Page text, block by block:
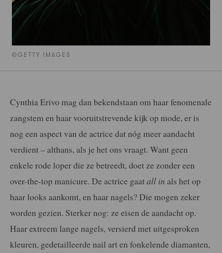
©GETTY IMAGES
Cynthia Erivo mag dan bekendstaan om haar fenomenale
zangstem en haar vooruitstrevende kijk op mode, er is
nog een aspect van de actrice dat nóg meer aandacht
verdient – althans, als je het ons vraagt. Want geen
enkele rode loper die ze betreedt, doet ze zonder een
over-the-top manicure. De actrice gaatall in als het op
haar looks aankomt, en haar nagels? Die mogen zeker
worden gezien. Sterker nog: ze eisen de aandacht op.
Haar extreem lange nagels, versierd met uitgesproken
kleuren, gedetailleerde nail art en fonkelende diamanten,